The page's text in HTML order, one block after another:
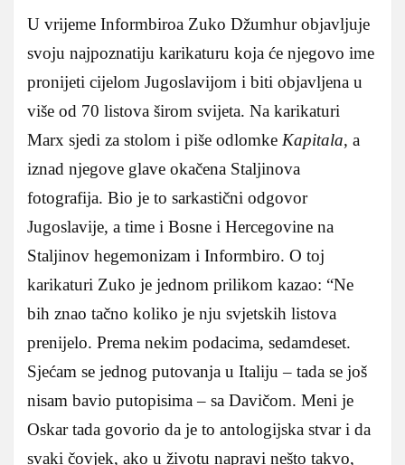
U vrijeme Informbiroa Zuko Džumhur objavljuje
svoju najpoznatiju karikaturu koja će njegovo ime
pronijeti cijelom Jugoslavijom i biti objavljena u
više od 70 listova širom svijeta. Na karikaturi
Marx sjedi za stolom i piše odlomke Kapitala, a
iznad njegove glave okačena Staljinova
fotografija. Bio je to sarkastični odgovor
Jugoslavije, a time i Bosne i Hercegovine na
Staljinov hegemonizam i Informbiro. O toj
karikaturi Zuko je jednom prilikom kazao: “Ne
bih znao tačno koliko je nju svjetskih listova
prenijelo. Prema nekim podacima, sedamdeset.
Sjećam se jednog putovanja u Italiju – tada se još
nisam bavio putopisima – sa Davičom. Meni je
Oskar tada govorio da je to antologijska stvar i da
svaki čovjek, ako u životu napravi nešto takvo,